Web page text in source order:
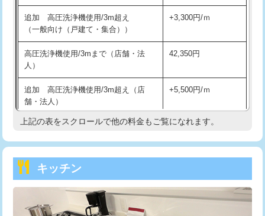
交換・取付（その他部品） 11,000円+材料費
持込商品取付（単水栓） 13,200円
持込商品取付（混合水栓）
持込商品取付（浄水器・分岐水栓） 16,500円
持込商品取付（温水洗浄便座） 22,000円
持込商品取付（普通便座⇔温水洗浄便
22,000円
給水管工事※（ホール加工)
給水管工事※（バンド止め) 3,300円
追加 高圧洗浄機使用/3m超え
（一般向け（戸建て・集合））
+3,300円/ｍ
高圧洗浄機使用/3mまで（店舗・法
人）
42,350円
追加 高圧洗浄機使用/3m超え（店
舗・法人）
+5,500円/ｍ
高度高圧洗浄換 現地調査
トーラー機使用/3mまで
追加トーラー機使用/3m超え +3,300円
上記の表をスクロールで他の料金もご覧になれます。
キッチン